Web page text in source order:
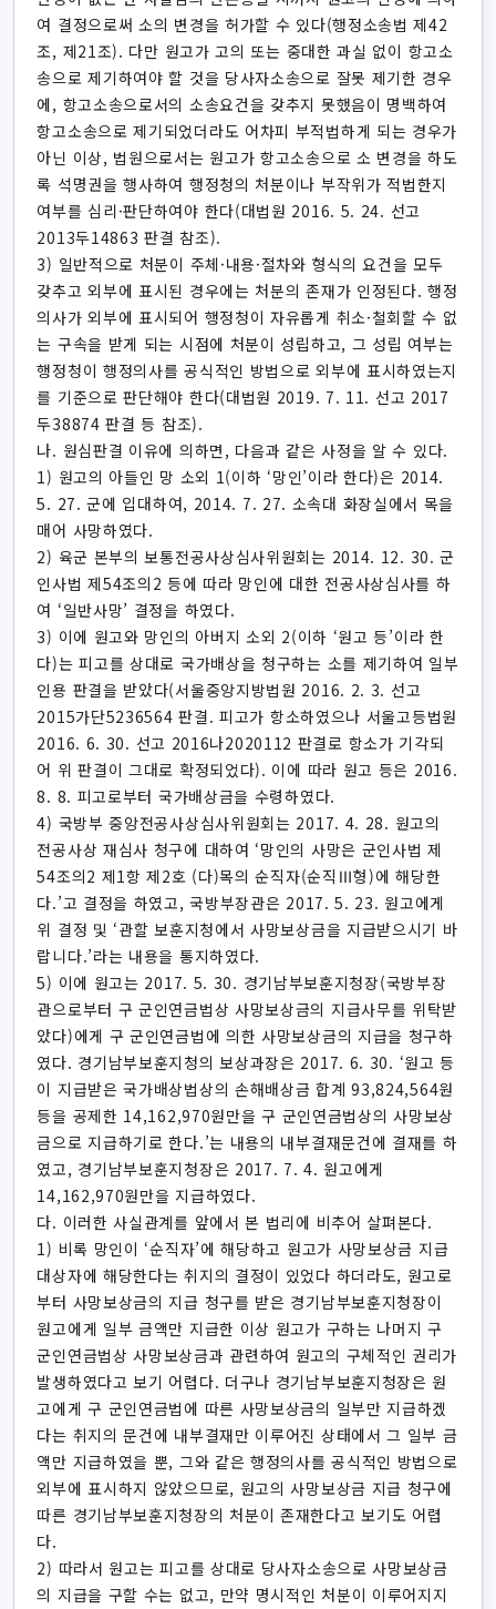
여 결정으로써 소의 변경을 허가할 수 있다(행정소송법 제42
조, 제21조). 다만 원고가 고의 또는 중대한 과실 없이 항고소
송으로 제기하여야 할 것을 당사자소송으로 잘못 제기한 경우
에, 항고소송으로서의 소송요건을 갖추지 못했음이 명백하여
항고소송으로 제기되었더라도 어차피 부적법하게 되는 경우가
아닌 이상, 법원으로서는 원고가 항고소송으로 소 변경을 하도
록 석명권을 행사하여 행정청의 처분이나 부작위가 적법한지
여부를 심리·판단하여야 한다(대법원 2016. 5. 24. 선고
2013두14863 판결 참조).
3) 일반적으로 처분이 주체·내용·절차와 형식의 요건을 모두
갖추고 외부에 표시된 경우에는 처분의 존재가 인정된다. 행정
의사가 외부에 표시되어 행정청이 자유롭게 취소·철회할 수 없
는 구속을 받게 되는 시점에 처분이 성립하고, 그 성립 여부는
행정청이 행정의사를 공식적인 방법으로 외부에 표시하였는지
를 기준으로 판단해야 한다(대법원 2019. 7. 11. 선고 2017
두38874 판결 등 참조).
나. 원심판결 이유에 의하면, 다음과 같은 사정을 알 수 있다.
1) 원고의 아들인 망 소외 1(이하 ‘망인’이라 한다)은 2014.
5. 27. 군에 입대하여, 2014. 7. 27. 소속대 화장실에서 목을
매어 사망하였다.
2) 육군 본부의 보통전공사상심사위원회는 2014. 12. 30. 군
인사법 제54조의2 등에 따라 망인에 대한 전공사상심사를 하
여 ‘일반사망’ 결정을 하였다.
3) 이에 원고와 망인의 아버지 소외 2(이하 ‘원고 등’이라 한
다)는 피고를 상대로 국가배상을 청구하는 소를 제기하여 일부
인용 판결을 받았다(서울중앙지방법원 2016. 2. 3. 선고
2015가단5236564 판결. 피고가 항소하였으나 서울고등법원
2016. 6. 30. 선고 2016나2020112 판결로 항소가 기각되
어 위 판결이 그대로 확정되었다). 이에 따라 원고 등은 2016.
8. 8. 피고로부터 국가배상금을 수령하였다.
4) 국방부 중앙전공사상심사위원회는 2017. 4. 28. 원고의
전공사상 재심사 청구에 대하여 ‘망인의 사망은 군인사법 제
54조의2 제1항 제2호 (다)목의 순직자(순직Ⅲ형)에 해당한
다.’고 결정을 하였고, 국방부장관은 2017. 5. 23. 원고에게
위 결정 및 ‘관할 보훈지청에서 사망보상금을 지급받으시기 바
랍니다.’라는 내용을 통지하였다.
5) 이에 원고는 2017. 5. 30. 경기남부보훈지청장(국방부장
관으로부터 구 군인연금법상 사망보상금의 지급사무를 위탁받
았다)에게 구 군인연금법에 의한 사망보상금의 지급을 청구하
였다. 경기남부보훈지청의 보상과장은 2017. 6. 30. ‘원고 등
이 지급받은 국가배상법상의 손해배상금 합계 93,824,564원
등을 공제한 14,162,970원만을 구 군인연금법상의 사망보상
금으로 지급하기로 한다.’는 내용의 내부결재문건에 결재를 하
였고, 경기남부보훈지청장은 2017. 7. 4. 원고에게
14,162,970원만을 지급하였다.
다. 이러한 사실관계를 앞에서 본 법리에 비추어 살펴본다.
1) 비록 망인이 ‘순직자’에 해당하고 원고가 사망보상금 지급
대상자에 해당한다는 취지의 결정이 있었다 하더라도, 원고로
부터 사망보상금의 지급 청구를 받은 경기남부보훈지청장이
원고에게 일부 금액만 지급한 이상 원고가 구하는 나머지 구
군인연금법상 사망보상금과 관련하여 원고의 구체적인 권리가
발생하였다고 보기 어렵다. 더구나 경기남부보훈지청장은 원
고에게 구 군인연금법에 따른 사망보상금의 일부만 지급하겠
다는 취지의 문건에 내부결재만 이루어진 상태에서 그 일부 금
액만 지급하였을 뿐, 그와 같은 행정의사를 공식적인 방법으로
외부에 표시하지 않았으므로, 원고의 사망보상금 지급 청구에
따른 경기남부보훈지청장의 처분이 존재한다고 보기도 어렵
다.
2) 따라서 원고는 피고를 상대로 당사자소송으로 사망보상금
의 지급을 구할 수는 없고, 만약 명시적인 처분이 이루어지지